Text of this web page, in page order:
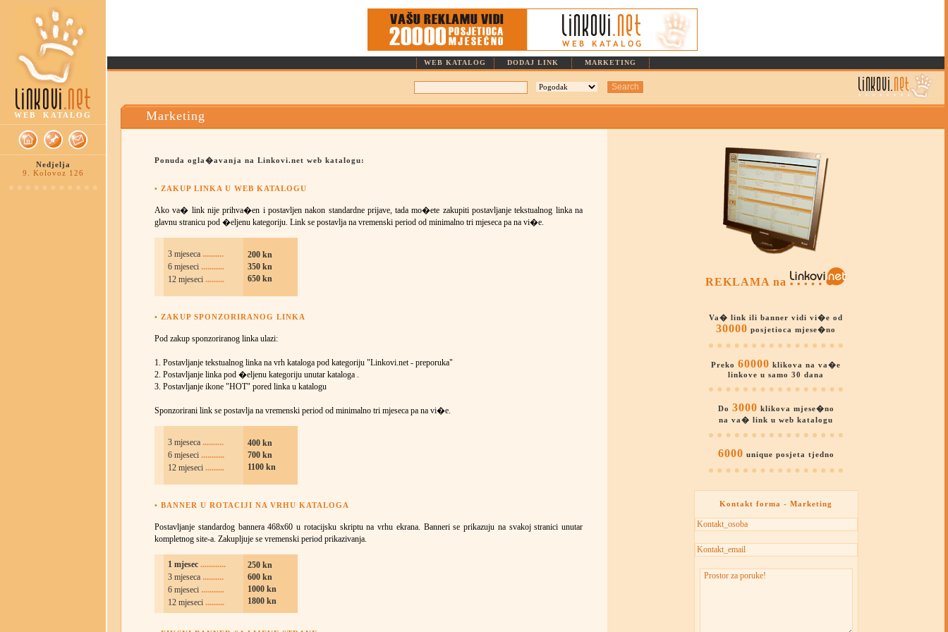
WEB KATALOG
Nedjelja
9. Kolovoz 126
WEB KATALOG DODAJ LINK MARKETING
Marketing
Ponuda ogla�avanja na Linkovi.net web katalogu:
• ZAKUP LINKA U WEB KATALOGU
Ako va� link nije prihva�en i postavljen nakon standardne prijave, tada mo�ete zakupiti postavljanje tekstualnog linka na
glavnu stranicu pod �eljenu kategoriju. Link se postavlja na vremenski period od minimalno tri mjeseca pa na vi�e.
3 mjeseca ..........
6 mjeseci ...........
12 mjeseci .........
200 kn
350 kn
650 kn
• ZAKUP SPONZORIRANOG LINKA
Pod zakup sponzoriranog linka ulazi:
1. Postavljanje tekstualnog linka na vrh kataloga pod kategoriju "Linkovi.net - preporuka"
2. Postavljanje linka pod �eljenu kategoriju unutar kataloga .
3. Postavljanje ikone "HOT" pored linka u katalogu
Sponzorirani link se postavlja na vremenski period od minimalno tri mjeseca pa na vi�e.
3 mjeseca ..........
6 mjeseci ...........
12 mjeseci .........
400 kn
700 kn
1100 kn
• BANNER U ROTACIJI NA VRHU KATALOGA
Postavljanje standardog bannera 468x60 u rotacijsku skriptu na vrhu ekrana. Banneri se prikazuju na svakoj stranici unutar
kompletnog site-a. Zakupljuje se vremenski period prikazivanja.
1 mjesec ............
3 mjeseca ..........
6 mjeseci ...........
12 mjeseci .........
250 kn
600 kn
1000 kn
1800 kn
REKLAMA na
Va� link ili banner vidi vi�e od
30000 posjetioca mjese�no
Preko 60000 klikova na va�e
linkove u samo 30 dana
Do 3000 klikova mjese�no
na va� link u web katalogu
6000 unique posjeta tjedno
Kontakt forma - Marketing